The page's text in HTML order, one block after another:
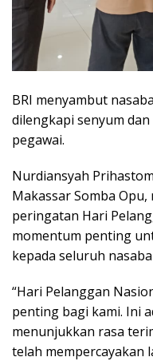
‎BRI menyambut
dilengkapi senyum
pegawai.
‎Nurdiansyah
Makassar Somba
peringatan Hari
momentum penting
kepada seluruh
‎“Hari Pelanggan
penting bagi kami. Ini
menunjukkan rasa
telah mempercayakan